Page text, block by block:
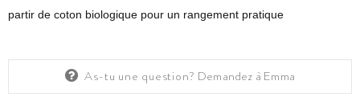
partir de coton biologique pour un rangement pratique
As-tu une question? Demandez à Emma